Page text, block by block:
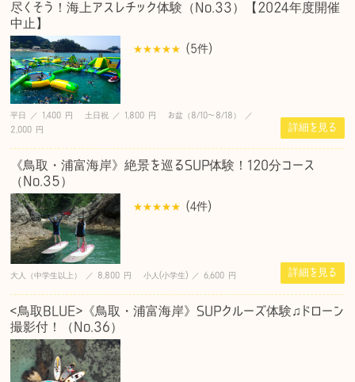
尽くそう！海上アスレチック体験（No.33）【2024年度開催
中止】
(5件)
平日 ／ 1,400 円 土日祝 ／ 1,800 円 お盆（8/10〜8/18） ／
2,000 円
詳細を見る
《鳥取・浦富海岸》絶景を巡るSUP体験！120分コース
（No.35）
(4件)
大人（中学生以上） ／ 8,800 円 小人(小学生) ／ 6,600 円 詳細を見る
<鳥取BLUE>《鳥取・浦富海岸》SUPクルーズ体験♫ドローン
撮影付！（No.36）